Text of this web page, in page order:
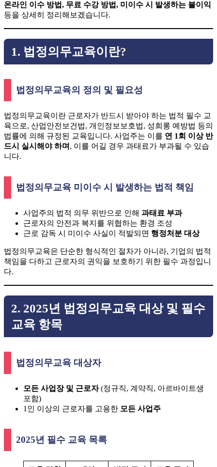
온라인 이수 방법, 무료 수강 방법, 미이수 시 발생하는 불이익
등을 상세히 정리해보겠습니다.
1. 법정의무교육이란?
법정의무교육의 정의 및 필요성
법정의무교육이란 근로자가 반드시 받아야 하는 법적 필수 교
육으로, 산업안전보건법, 개인정보보호법, 성희롱 예방법 등의
법률에 의해 규정된 교육입니다. 사업주는 이를 연 1회 이상 반
드시 실시해야 하며 , 이를 어길 경우 과태료가 부과될 수 있습
니다.
법정의무교육 미이수 시 발생하는 법적 책임
사업주의 법적 의무 위반으로 인해 과태료 부과
근로자의 안전과 복지를 위협하는 환경 조성
근로 감독 시 미이수 사실이 적발되면 행정처분 대상
법정의무교육은 단순한 형식적인 절차가 아니라, 기업의 법적
책임을 다하고 근로자의 권익을 보호하기 위한 필수 과정입니
다.
2. 2025년 법정의무교육 대상 및 필수
교육 항목
법정의무교육 대상자
모든 사업장 및 근로자(정규직, 계약직, 아르바이트생
포함)
1인 이상의 근로자를 고용한 모든 사업주
2025년 필수 교육 목록